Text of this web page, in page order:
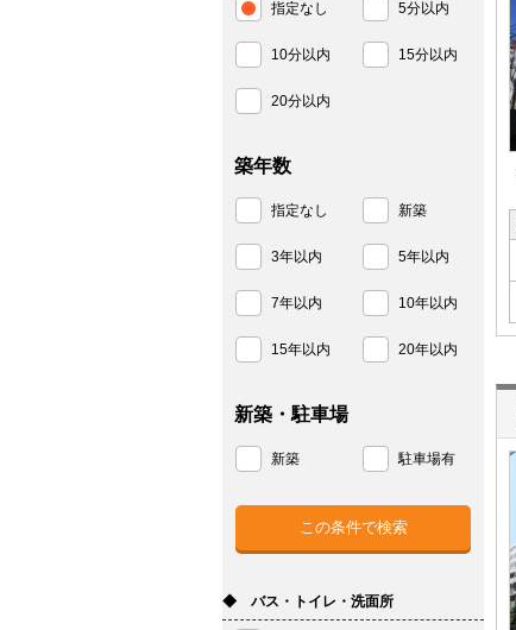
指定なし 5分以内
10分以内 15分以内
20分以内
築年数
指定なし 新築
3年以内 5年以内
7年以内 10年以内
15年以内 20年以内
新築・駐車場
新築 駐車場有
◆ バス・トイレ・洗面所